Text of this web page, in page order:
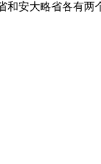
和安大略省各有